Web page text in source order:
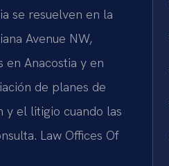
se resuelven en la
Avenue NW,
en Anacostia y en
de planes de
y el litigio cuando las
Law Offices Of